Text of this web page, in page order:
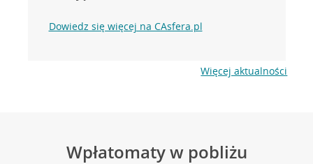
Dowiedz się więcej na CAsfera.pl
Więcej aktualności
Wpłatomaty w pobliżu